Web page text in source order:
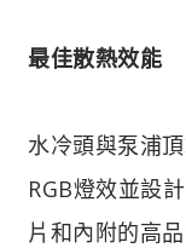
最佳散熱效能
水冷頭與泵浦
RGB燈效並設
片和內附的高